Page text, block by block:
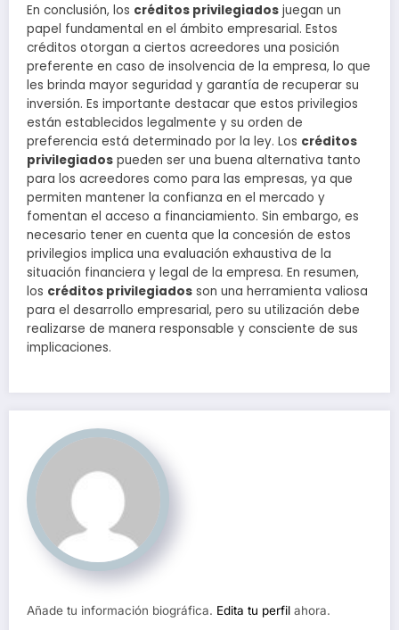
En conclusión, los créditos privilegiados juegan un
papel fundamental en el ámbito empresarial. Estos
créditos otorgan a ciertos acreedores una posición
preferente en caso de insolvencia de la empresa, lo que
les brinda mayor seguridad y garantía de recuperar su
inversión. Es importante destacar que estos privilegios
están establecidos legalmente y su orden de
preferencia está determinado por la ley. Los créditos
privilegiados pueden ser una buena alternativa tanto
para los acreedores como para las empresas, ya que
permiten mantener la confianza en el mercado y
fomentan el acceso a financiamiento. Sin embargo, es
necesario tener en cuenta que la concesión de estos
privilegios implica una evaluación exhaustiva de la
situación financiera y legal de la empresa. En resumen,
los créditos privilegiados son una herramienta valiosa
para el desarrollo empresarial, pero su utilización debe
realizarse de manera responsable y consciente de sus
implicaciones.
Añade tu información biográfica. Edita tu perfil ahora.